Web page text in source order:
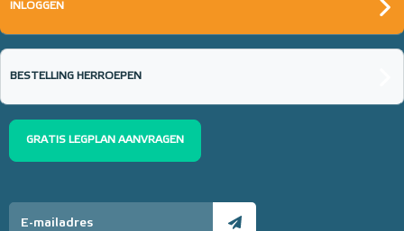
INLOGGEN
BESTELLING HERROEPEN
GRATIS LEGPLAN AANVRAGEN